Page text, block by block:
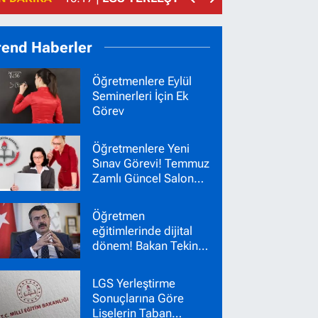
Haberler
Öğretmenlere Eylül
Seminerleri İçin Ek
Görev
Öğretmenlere Yeni
Sınav Görevi! Temmuz
Zamlı Güncel Salon
Ücretleri
Öğretmen
eğitimlerinde dijital
dönem! Bakan Tekin
LGS Yerleştirme
Sonuçlarına Göre
Liselerin Taban